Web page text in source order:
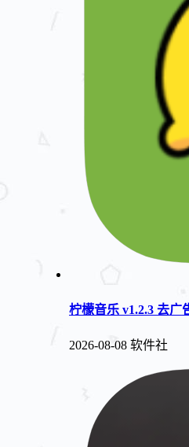
柠檬音乐 v1.2.3 去广
2026-08-08 软件社